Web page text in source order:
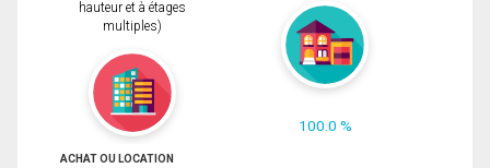
hauteur et à étages
multiples)
100.0 %
ACHAT OU LOCATION